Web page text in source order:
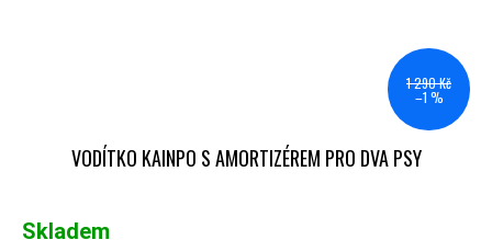
1 290 Kč
–1 %
VODÍTKO KAINPO S AMORTIZÉREM PRO DVA PSY
Skladem